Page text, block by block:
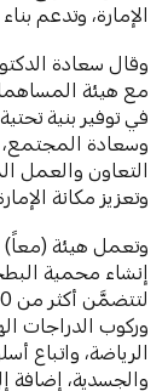
الإمارة، وتدعم
وقال سعادة
مع هيئة
في توفير بنية
وسعادة المجتمع،
التعاون والعمل
وتعزيز مكانة
وتعمل هيئة (معاً)
وركوب الدراجات
الرياضة، واتباع
والجسدية، إضافة